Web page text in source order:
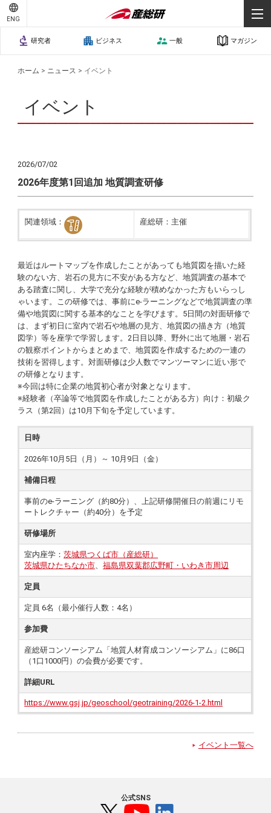
ENG
研究者 ビジネス 一般 マガジン
ホーム > ニュース > イベント
イベント
2026/07/02
2026年度第1回追加 地質調査研修
関連領域： 産総研：主催
最近はルートマップを作成したことがあっても地質図を描いた経
験のない方、岩石の見方に不安がある方など、地質調査の基本で
ある踏査に関し、大学で充分な経験が積めなかった方もいらっし
ゃいます。この研修では、事前にe-ラーニングなどで地質調査の準
備や地質図に関する基本的なことを学びます。5日間の対面研修で
は、まず初日に室内で岩石や地層の見方、地質図の描き方（地質
図学）等を座学で学習します。2日目以降、野外に出て地層・岩石
の観察ポイントからまとめまで、地質図を作成するための一連の
技術を習得します。対面研修は少人数でマンツーマンに近い形で
の研修となります。
※今回は特に企業の地質初心者が対象となります。
※経験者（卒論等で地質図を作成したことがある方）向け：初級ク
ラス（第2回）は10月下旬を予定しています。
日時
2026年10月5日（月）～ 10月9日（金）
補備日程
事前のe-ラーニング（約80分）、上記研修開催日の前週にリモ
ートレクチャー（約40分）を予定
研修場所
室内座学：茨城県つくば市（産総研）
茨城県ひたちなか市、福島県双葉郡広野町・いわき市周辺
定員
定員 6名（最小催行人数：4名）
参加費
産総研コンソーシアム「地質人材育成コンソーシアム」に86口
（1口1000円）の会費が必要です。
詳細URL
https://www.gsj.jp/geoschool/geotraining/2026-1-2.html
イベント一覧へ
公式SNS